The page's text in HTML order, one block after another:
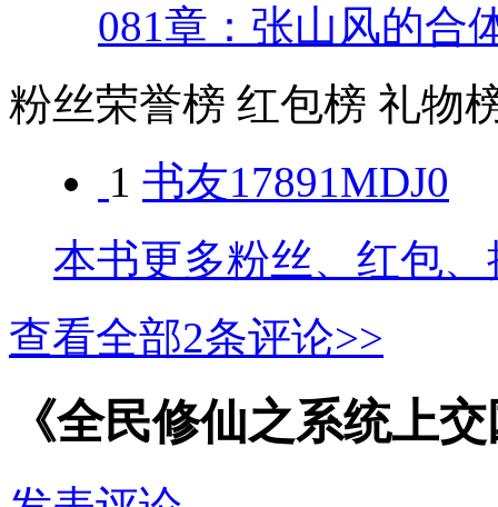
081章：张山风的合
粉丝荣誉榜 红包榜 礼物
1 书友17891MDJ0
本书更多粉丝、红包
查看全部2条评论>>
《全民修仙之系统上